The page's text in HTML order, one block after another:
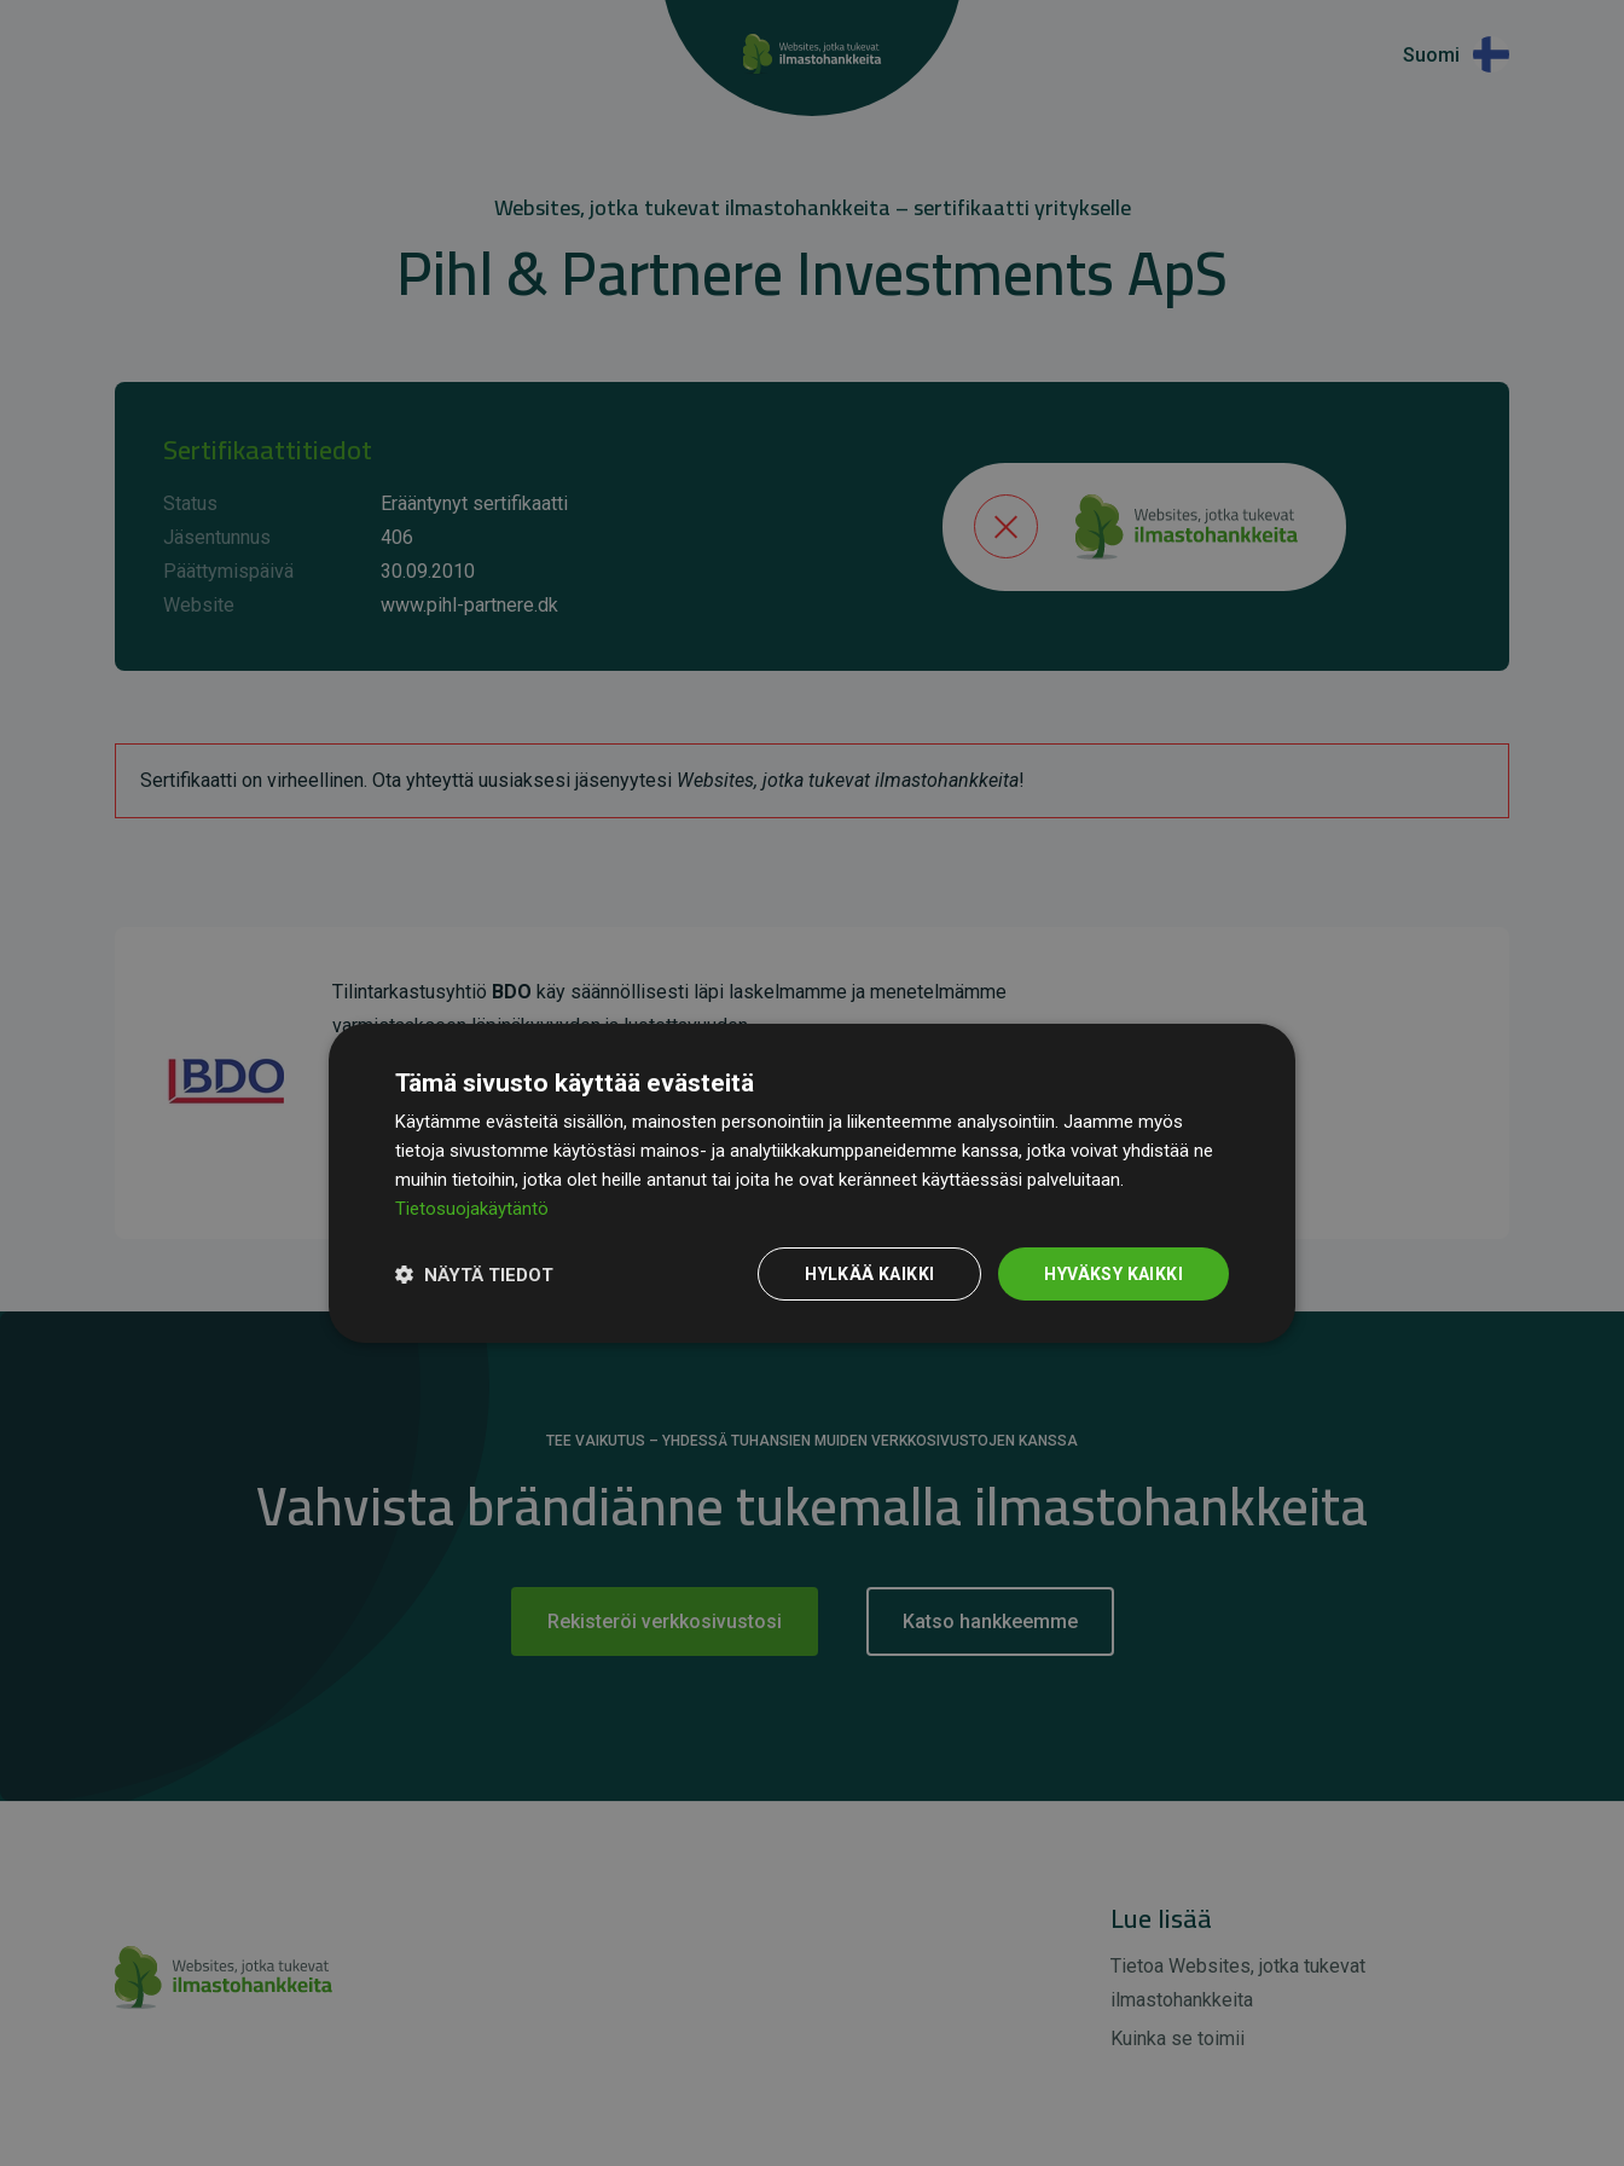
Suomi
Websites, jotka tukevat ilmastohankkeita – sertifikaatti yritykselle
Pihl & Partnere Investments ApS
Sertifikaattitiedot
Status
Erääntynyt sertifikaatti
Jäsentunnus
406
Päättymispäivä
30.09.2010
Website
www.pihl-partnere.dk
Sertifikaatti on virheellinen. Ota yhteyttä uusiaksesi jäsenyytesi Websites, jotka tukevat ilmastohankkeita!
Tilintarkastusyhtiö BDO käy säännöllisesti läpi laskelmamme ja menetelmämme
varmistaakseen läpinäkyvyyden ja luotettavuuden.
Heidän tarkastuksensa osoittavat, että investoinnit ilmastohankkeisiin
jäsenverkkosivustoilla – selkeä todiste toimintatapamme todellisesta
vaikutuksesta.
TEE VAIKUTUS – YHDESSÄ TUHANSIEN MUIDEN VERKKOSIVUSTOJEN KANSSA
Vahvista brändiänne tukemalla ilmastohankkeita
Rekisteröi verkkosivustosi Katso hankkeemme
Lue lisää
Tietoa Websites, jotka tukevat
ilmastohankkeita
Kuinka se toimii
Tämä sivusto käyttää evästeitä
Käytämme evästeitä sisällön, mainosten personointiin ja liikenteemme analysointiin. Jaamme myös
tietoja sivustomme käytöstäsi mainos- ja analytiikkakumppaneidemme kanssa, jotka voivat yhdistää ne
muihin tietoihin, jotka olet heille antanut tai joita he ovat keränneet käyttäessäsi palveluitaan.
Tietosuojakäytäntö
HYVÄKSY KAIKKI
HYLKÄÄ KAIKKI
NÄYTÄ TIEDOT